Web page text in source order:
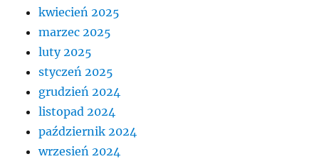
kwiecień 2025
marzec 2025
luty 2025
styczeń 2025
grudzień 2024
listopad 2024
październik 2024
wrzesień 2024